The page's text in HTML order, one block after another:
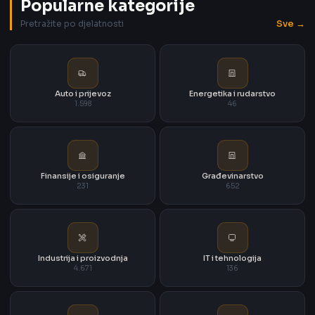
Popularne kategorije
Pretražite po djelatnosti Sve →
Auto i prijevoz
1.598
Energetika i rudarstvo
46
Finansije i osiguranje
231
Građevinarstvo
652
Industrija i proizvodnja
4.671
IT i tehnologija
136